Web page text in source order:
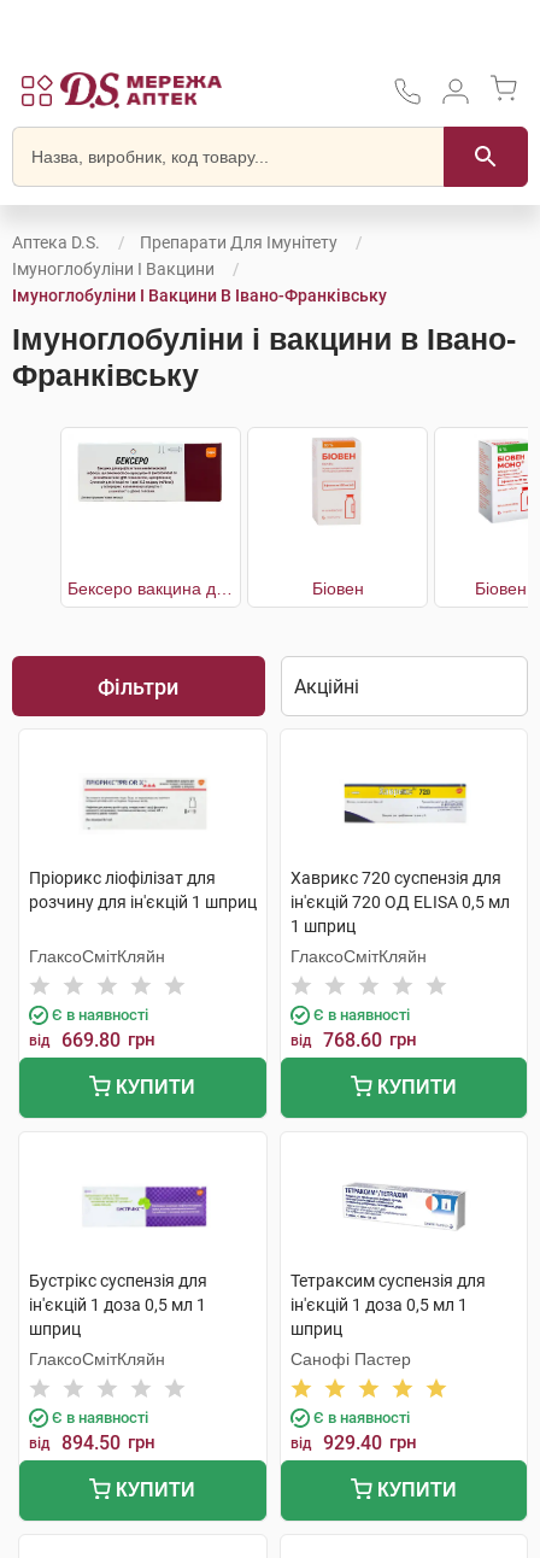
Аптека D.S.
Препарати Для Імунітету
Імуноглобуліни І Вакцини
Імуноглобуліни І Вакцини В Івано-Франківську
Імуноглобуліни і вакцини в Івано-
Франківську
Біовен Біовен
Фільтри
Пріорикс ліофілізат для
розчину для ін'єкцій 1 шприц
ГлаксоСмітКляйн
Є в наявності
від 669.80 грн
КУПИТИ
Хаврикс 720 суспензія для
ін'єкцій 720 ОД ELISA 0,5 мл
1 шприц
ГлаксоСмітКляйн
Є в наявності
від 768.60 грн
КУПИТИ
Бустрікс суспензія для
ін'єкцій 1 доза 0,5 мл 1
шприц
ГлаксоСмітКляйн
Є в наявності
від 894.50 грн
КУПИТИ
Тетраксим суспензія для
ін'єкцій 1 доза 0,5 мл 1
шприц
Санофі Пастер
Є в наявності
від 929.40 грн
КУПИТИ